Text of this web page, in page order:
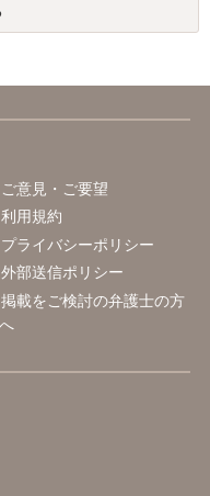
ご意見・ご要望
利用規約
プライバシーポリシー
外部送信ポリシー
掲載をご検討の弁護士の方
へ